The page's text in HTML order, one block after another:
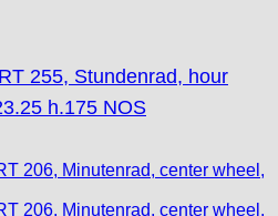
255, Stundenrad, hour
h.175 NOS